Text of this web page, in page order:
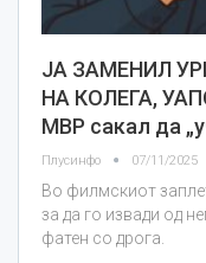
ЈА ЗАМЕНИЛ
НА КОЛЕГА,
МВР сакал да
Плусинфо 07/11/2025
Во филмскиот
за да го извади од
фатен со дрога.